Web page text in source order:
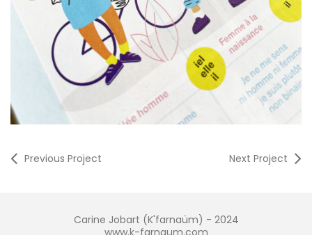
Previous Project Next Project
Carine Jobart (K'farnaüm) - 2024